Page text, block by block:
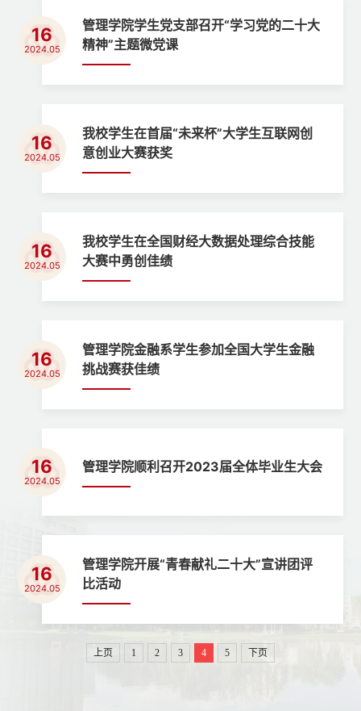
16
2024.05
管理学院学生党支部召开“学习党的二十大
精神”主题微党课
16
2024.05
我校学生在首届“未来杯”大学生互联网创
意创业大赛获奖
16
2024.05
我校学生在全国财经大数据处理综合技能
大赛中勇创佳绩
16
2024.05
管理学院金融系学生参加全国大学生金融
挑战赛获佳绩
16
2024.05
管理学院顺利召开2023届全体毕业生大会
16
2024.05
管理学院开展“青春献礼二十大”宣讲团评
比活动
上页 1 2 3 4 5 下页